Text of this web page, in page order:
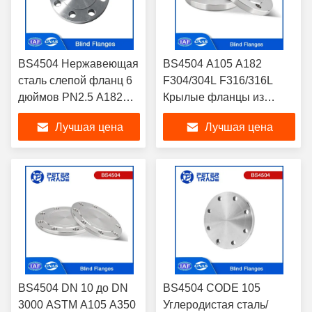
BS4504 Нержавеющая
сталь слепой фланц 6
дюймов PN2.5 A182
F304/304L F316/316L
Фланц BLRF для
промышленных
трубопроводов
Лучшая цена
BS4504 A105 A182
F304/304L F316/316L
Крылые фланцы из
углеродистой стали/
нержавеющей стали
PN16 BLRF для
промышленных
применений
Лучшая цена
BS4504 DN 10 до DN
3000 ASTM A105 A350
BS4504 CODE 105
Углеродистая сталь/